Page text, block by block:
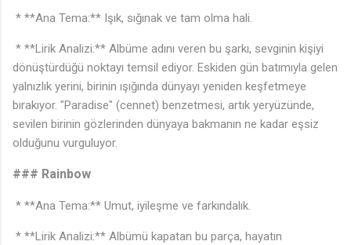
* **Ana Tema:** Işık, sığınak ve tam olma hali.
* **Lirik Analizi:** Albüme adını veren bu şarkı, sevginin kişiyi
dönüştürdüğü noktayı temsil ediyor. Eskiden gün batımıyla gelen
yalnızlık yerini, birinin ışığında dünyayı yeniden keşfetmeye
bırakıyor. "Paradise" (cennet) benzetmesi, artık yeryüzünde,
sevilen birinin gözlerinden dünyaya bakmanın ne kadar eşsiz
olduğunu vurguluyor.
### Rainbow
* **Ana Tema:** Umut, iyileşme ve farkındalık.
* **Lirik Analizi:** Albümü kapatan bu parça, hayatın